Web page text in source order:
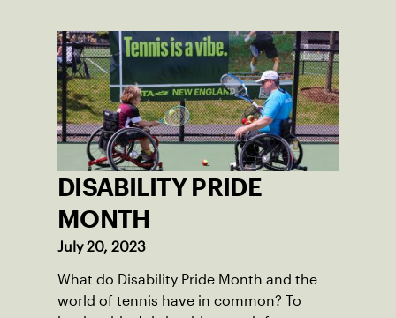
His impact on the tennis court was felt
immediately as Barber led Falmouth to a
state championship and was named the
state’s Player of the Year.
DISABILITY PRIDE
MONTH
July 20, 2023
What do Disability Pride Month and the
world of tennis have in common? To